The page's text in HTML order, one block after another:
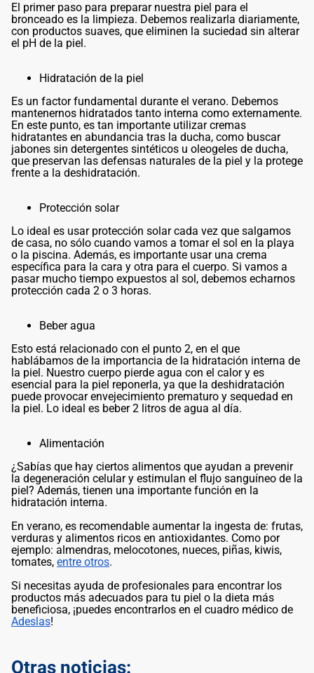
El primer paso para preparar nuestra piel para el
bronceado es la limpieza. Debemos realizarla diariamente,
con productos suaves, que eliminen la suciedad sin alterar
el pH de la piel.
Hidratación de la piel
Es un factor fundamental durante el verano. Debemos
mantenernos hidratados tanto interna como externamente.
En este punto, es tan importante utilizar cremas
hidratantes en abundancia tras la ducha, como buscar
jabones sin detergentes sintéticos u oleogeles de ducha,
que preservan las defensas naturales de la piel y la protege
frente a la deshidratación.
Protección solar
Lo ideal es usar protección solar cada vez que salgamos
de casa, no sólo cuando vamos a tomar el sol en la playa
o la piscina. Además, es importante usar una crema
específica para la cara y otra para el cuerpo. Si vamos a
pasar mucho tiempo expuestos al sol, debemos echarnos
protección cada 2 o 3 horas.
Beber agua
Esto está relacionado con el punto 2, en el que
hablábamos de la importancia de la hidratación interna de
la piel. Nuestro cuerpo pierde agua con el calor y es
esencial para la piel reponerla, ya que la deshidratación
puede provocar envejecimiento prematuro y sequedad en
la piel. Lo ideal es beber 2 litros de agua al día.
Alimentación
¿Sabías que hay ciertos alimentos que ayudan a prevenir
la degeneración celular y estimulan el flujo sanguíneo de la
piel? Además, tienen una importante función en la
hidratación interna.
En verano, es recomendable aumentar la ingesta de: frutas,
verduras y alimentos ricos en antioxidantes. Como por
ejemplo: almendras, melocotones, nueces, piñas, kiwis,
tomates, entre otros.
Si necesitas ayuda de profesionales para encontrar los
productos más adecuados para tu piel o la dieta más
beneficiosa, ¡puedes encontrarlos en el cuadro médico de
Adeslas!
Otras noticias: